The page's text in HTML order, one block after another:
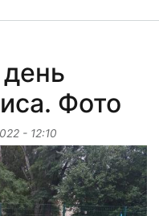
Фото
- 12:10